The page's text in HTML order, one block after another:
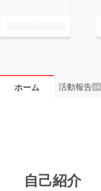
ホーム 活動報告14
自己紹介